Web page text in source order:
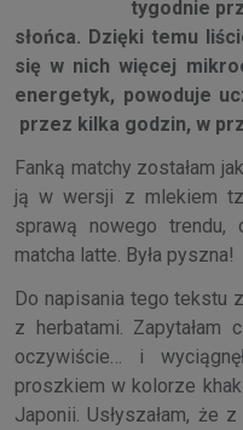
tygodnie
słońca. Dzięki temu
się w nich więcej
energetyk, powoduje
przez kilka godzin, w
Fanką matchy zostałam
ją w wersji z mlekiem
sprawą nowego trendu,
matcha latte. Była pyszna!
Do napisania tego tekstu
z herbatami. Zapytałam
oczywiście… i
proszkiem w kolorze
Japonii. Usłyszałam, że